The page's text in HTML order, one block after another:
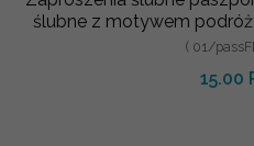
ślubne z motywem
( 01/
15.00